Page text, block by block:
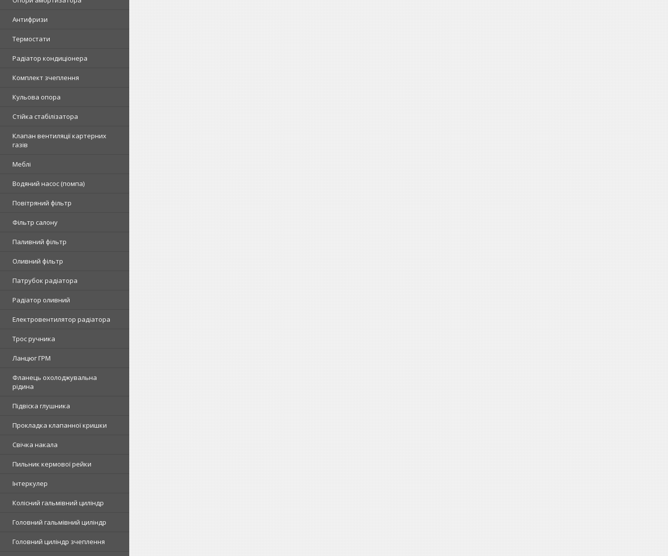
Антифризи
Термостати
Радіатор кондиціонера
Комплект зчеплення
Кульова опора
Стійка стабілізатора
Клапан вентиляції картерних
газів
Меблі
Водяний насос (помпа)
Повітряний фільтр
Фільтр салону
Паливний фільтр
Оливний фільтр
Патрубок радіатора
Радіатор оливний
Електровентилятор радіатора
Трос ручника
Ланцюг ГРМ
Фланець охолоджувальна
рідина
Підвіска глушника
Прокладка клапанної кришки
Свічка накала
Пильник кермової рейки
Інтеркулер
Колісний гальмівний циліндр
Головний гальмівний циліндр
Головний циліндр зчеплення